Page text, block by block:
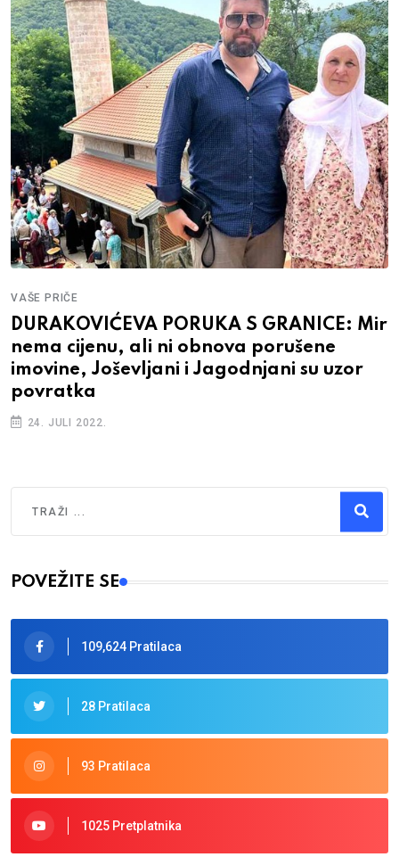
VAŠE PRIČE
DURAKOVIĆEVA PORUKA S GRANICE: Mir
nema cijenu, ali ni obnova porušene
imovine, Joševljani i Jagodnjani su uzor
povratka
24. JULI 2022.
Type 2 or more characters for results.
POVEŽITE SE
109,624 Pratilaca
28 Pratilaca
93 Pratilaca
1025 Pretplatnika